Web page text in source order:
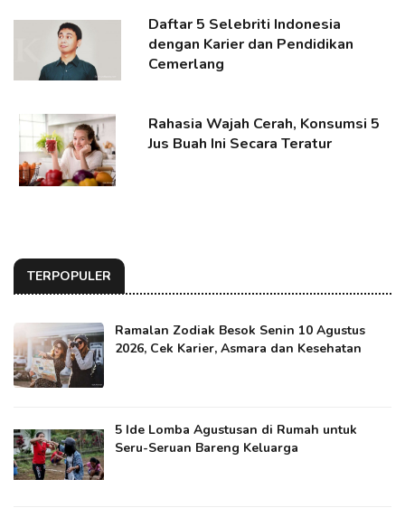
Daftar 5 Selebriti Indonesia
dengan Karier dan Pendidikan
Cemerlang
Rahasia Wajah Cerah, Konsumsi 5
Jus Buah Ini Secara Teratur
TERPOPULER
Ramalan Zodiak Besok Senin 10 Agustus
2026, Cek Karier, Asmara dan Kesehatan
5 Ide Lomba Agustusan di Rumah untuk
Seru-Seruan Bareng Keluarga